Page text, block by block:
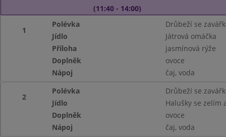
(11:40 - 14:00)
1
Polévka
Drůbeží se
Jídlo
Játrová omáčka
Příloha
jasmínová rýže
Doplněk
ovoce
Nápoj
čaj, voda
2
Polévka
Drůbeží se
Jídlo
Halušky se zelím
Doplněk
ovoce
Nápoj
čaj, voda